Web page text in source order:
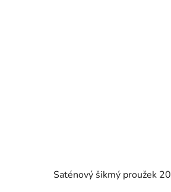
Saténový šikmý proužek